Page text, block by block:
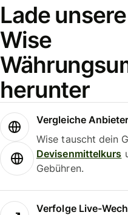
Lade
Wise
herunter
Vergleiche
Wise tauscht dein
Devisenmittelkurs
Gebühren.
Verfolge Live-